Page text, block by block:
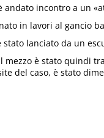
andato incontro a un
in lavori al gancio
stato lanciato da un
mezzo è stato quindi
del caso, è stato